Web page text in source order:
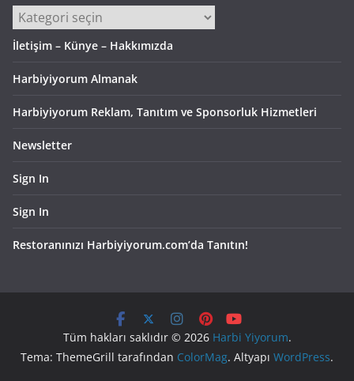
Kategoriler
İletişim – Künye – Hakkımızda
Harbiyiyorum Almanak
Harbiyiyorum Reklam, Tanıtım ve Sponsorluk Hizmetleri
Newsletter
Sign In
Sign In
Restoranınızı Harbiyiyorum.com’da Tanıtın!
Tüm hakları saklıdır © 2026 Harbi Yiyorum.
Tema: ThemeGrill tarafından ColorMag. Altyapı WordPress.